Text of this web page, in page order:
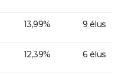
13,99% 9 élus
12,39% 6 élus